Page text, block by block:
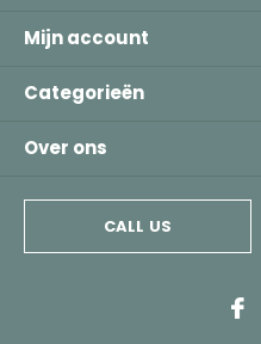
Mijn account
Categorieën
Over ons
CALL US